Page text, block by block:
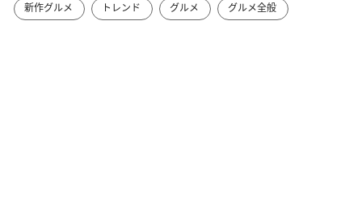
新作グルメ トレンド グルメ グルメ全般